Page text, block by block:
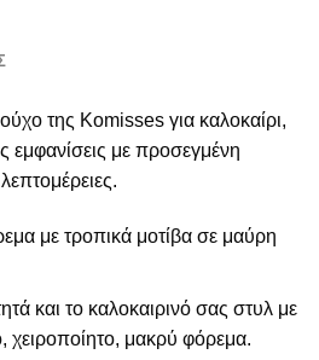
της Komisses για καλοκαίρι,
εμφανίσεις με προσεγμένη
με τροπικά μοτίβα σε μαύρη
και το καλοκαιρινό σας στυλ με
χειροποίητο, μακρύ φόρεμα.